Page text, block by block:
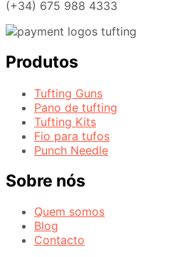
(+34) 675 988 4333
Produtos
Tufting Guns
Pano de tufting
Tufting Kits
Fio para tufos
Punch Needle
Sobre nós
Quem somos
Blog
Contacto